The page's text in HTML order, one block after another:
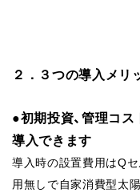
２．３つの導入メリ
●初期投資、管理コ
導入できます
導入時の設置費用はQ
用無しで自家消費型太